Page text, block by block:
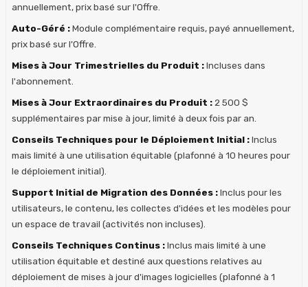
annuellement, prix basé sur l'Offre.
Auto-Géré :Module complémentaire requis, payé annuellement,
prix basé sur l'Offre.
Mises à Jour Trimestrielles du Produit :Incluses dans
l'abonnement.
Mises à Jour Extraordinaires du Produit : 2 500 $
supplémentaires par mise à jour, limité à deux fois par an.
Conseils Techniques pour le Déploiement Initial :Inclus
mais limité à une utilisation équitable (plafonné à 10 heures pour
le déploiement initial).
Support Initial de Migration des Données :Inclus pour les
utilisateurs, le contenu, les collectes d'idées et les modèles pour
un espace de travail (activités non incluses).
Conseils Techniques Continus :Inclus mais limité à une
utilisation équitable et destiné aux questions relatives au
déploiement de mises à jour d'images logicielles (plafonné à 1